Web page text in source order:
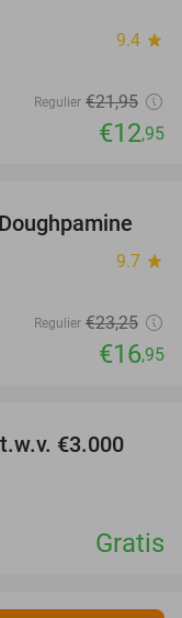
9.4 star
Regulier €21,95
€12,95
27%
9.7 star
Regulier €23,25
€16,95
€3.000
Gratis